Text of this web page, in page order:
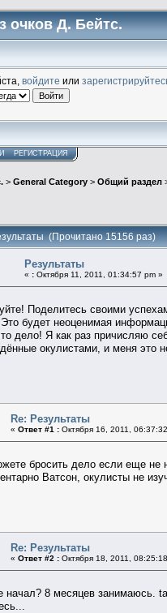
очков Д. Бейтс.
войдите или
РЕГИСТРАЦИЯ
> General Category > Общий раздел
(Прочитано 15156 раз)
Результаты
« : Октября 11, 2011, 01:34:57 pm »
Поделитесь своими
будет неоценимая
дело! Я как раз причисляю
окулистами, и меня это
Re: Результаты
« Ответ #1 : Октября 16, 2011,
бросить дело если еще не
Ватсон, окулисты не
Re: Результаты
« Ответ #2 : Октября 18, 2011,
начал? 8 месяцев занимаюсь.